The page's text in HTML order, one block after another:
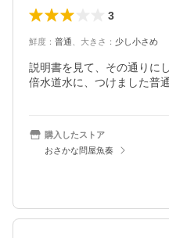
3
鮮度 ： 普通 大きさ ： 少し小さめ
説明書を見て、その通りに
倍水道水に、つけました普
購入したストア
おさかな問屋魚奏